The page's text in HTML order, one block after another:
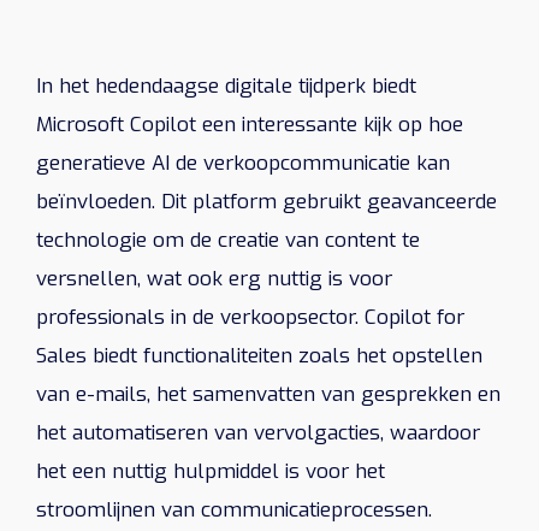
In het hedendaagse digitale tijdperk biedt
Microsoft Copilot een interessante kijk op hoe
generatieve AI de verkoopcommunicatie kan
beïnvloeden. Dit platform gebruikt geavanceerde
technologie om de creatie van content te
versnellen, wat ook erg nuttig is voor
professionals in de verkoopsector. Copilot for
Sales biedt functionaliteiten zoals het opstellen
van e-mails, het samenvatten van gesprekken en
het automatiseren van vervolgacties, waardoor
het een nuttig hulpmiddel is voor het
stroomlijnen van communicatieprocessen.